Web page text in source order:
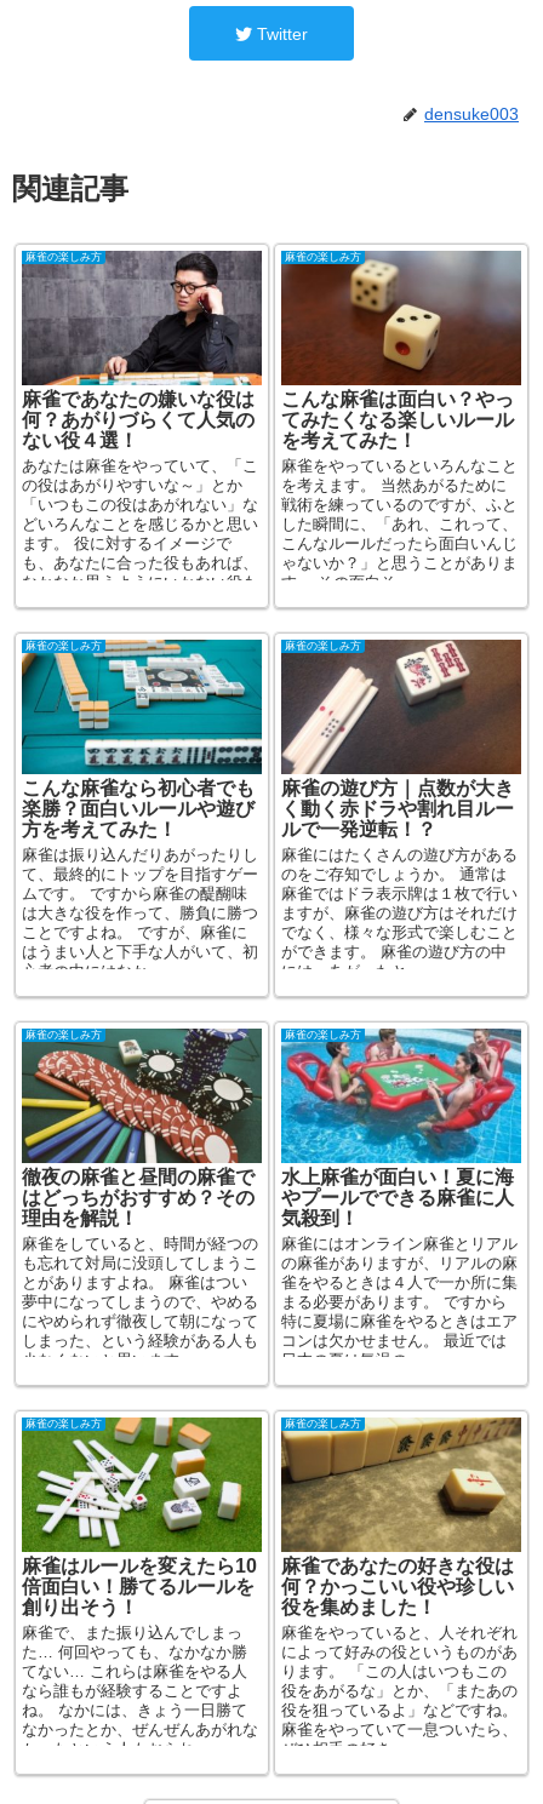
Twitter
densuke003
関連記事
麻雀の楽しみ方
麻雀であなたの嫌いな役は
何？あがりづらくて人気の
ない役４選！
あなたは麻雀をやっていて、「こ
の役はあがりやすいな～」とか
「いつもこの役はあがれない」な
どいろんなことを感じるかと思い
ます。 役に対するイメージで
も、あなたに合った役もあれば、
なかなか思うようにいかない役も
麻雀の楽しみ方
こんな麻雀は面白い？やっ
てみたくなる楽しいルール
を考えてみた！
麻雀をやっているといろんなこと
を考えます。 当然あがるために
戦術を練っているのですが、ふと
した瞬間に、「あれ、これって、
こんなルールだったら面白いんじ
ゃないか？」と思うことがありま
す。 その面白そ...
麻雀の楽しみ方
こんな麻雀なら初心者でも
楽勝？面白いルールや遊び
方を考えてみた！
麻雀は振り込んだりあがったりし
て、最終的にトップを目指すゲー
ムです。 ですから麻雀の醍醐味
は大きな役を作って、勝負に勝つ
ことですよね。 ですが、麻雀に
はうまい人と下手な人がいて、初
心者の中にはなか...
麻雀の楽しみ方
麻雀の遊び方｜点数が大き
く動く赤ドラや割れ目ルー
ルで一発逆転！？
麻雀にはたくさんの遊び方がある
のをご存知でしょうか。 通常は
麻雀ではドラ表示牌は１枚で行い
ますが、麻雀の遊び方はそれだけ
でなく、様々な形式で楽しむこと
ができます。 麻雀の遊び方の中
には、あがったと...
麻雀の楽しみ方
徹夜の麻雀と昼間の麻雀で
はどっちがおすすめ？その
理由を解説！
麻雀をしていると、時間が経つの
も忘れて対局に没頭してしまうこ
とがありますよね。 麻雀はつい
夢中になってしまうので、やめる
にやめられず徹夜して朝になって
しまった、という経験がある人も
少なくないと思います。 ...
麻雀の楽しみ方
水上麻雀が面白い！夏に海
やプールでできる麻雀に人
気殺到！
麻雀にはオンライン麻雀とリアル
の麻雀がありますが、リアルの麻
雀をやるときは４人で一か所に集
まる必要があります。 ですから
特に夏場に麻雀をやるときはエア
コンは欠かせません。 最近では
日本の夏は気温の...
麻雀の楽しみ方
麻雀はルールを変えたら10
倍面白い！勝てるルールを
創り出そう！
麻雀で、また振り込んでしまっ
た… 何回やっても、なかなか勝
てない… これらは麻雀をやる人
なら誰もが経験することですよ
ね。 なかには、きょう一日勝て
なかったとか、ぜんぜんあがれな
かったという人もおられ...
麻雀の楽しみ方
麻雀であなたの好きな役は
何？かっこいい役や珍しい
役を集めました！
麻雀をやっていると、人それぞれ
によって好みの役というものがあ
ります。 「この人はいつもこの
役をあがるな」とか、「またあの
役を狙っているよ」などですね。
麻雀をやっていて一息ついたら、
ぜひ相手の好き...